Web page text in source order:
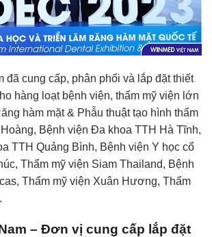
đã cung cấp, phân phối và lắp đặt thiết
hàng loạt bệnh viện, thẩm mỹ viện lớn
hàm mặt & Phẫu thuật tạo hình thẩm
Bệnh viện Đa khoa TTH Hà Tĩnh,
TTH Quảng Bình, Bệnh viện Y học cổ
Thẩm mỹ viện Siam Thailand, Bệnh
Thẩm mỹ viện Xuân Hương, Thẩm
– Đơn vị cung cấp lắp đặt